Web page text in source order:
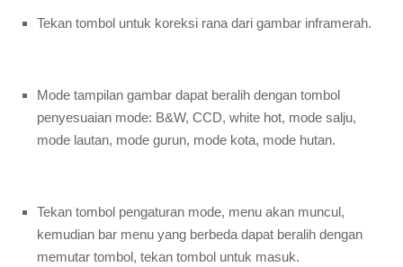
Tekan tombol untuk koreksi rana dari gambar inframerah.
Mode tampilan gambar dapat beralih dengan tombol
penyesuaian mode: B&W, CCD, white hot, mode salju,
mode lautan, mode gurun, mode kota, mode hutan.
Tekan tombol pengaturan mode, menu akan muncul,
kemudian bar menu yang berbeda dapat beralih dengan
memutar tombol, tekan tombol untuk masuk.